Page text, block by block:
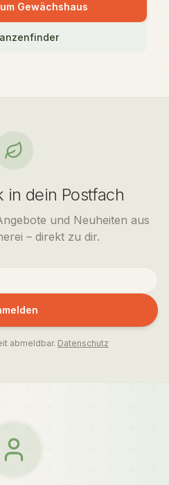
Gewächshaus
in dein Postfach
und Neuheiten aus
– direkt zu dir.
abmeldbar. Datenschutz